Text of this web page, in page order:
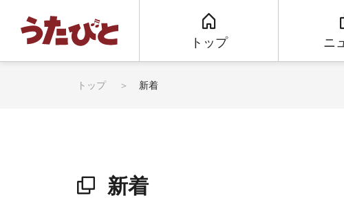
トップ ニ
トップ 新着
新着